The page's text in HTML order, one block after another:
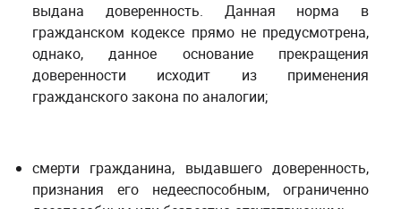
выдана доверенность. Данная норма в
гражданском кодексе прямо не предусмотрена,
однако, данное основание прекращения
доверенности исходит из применения
гражданского закона по аналогии;
смерти гражданина, выдавшего доверенность,
признания его недееспособным, ограниченно